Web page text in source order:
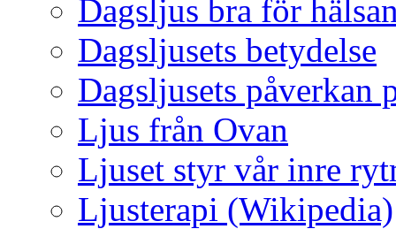
Dagsljus bra för
Dagsljusets betydelse
Dagsljusets påverkan
Ljus från Ovan
Ljuset styr vår inre
Ljusterapi (Wikipedia)